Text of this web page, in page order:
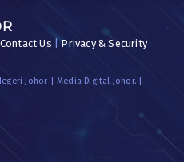
Contact Us |Privacy & Security
Johor | Media Digital Johor. |